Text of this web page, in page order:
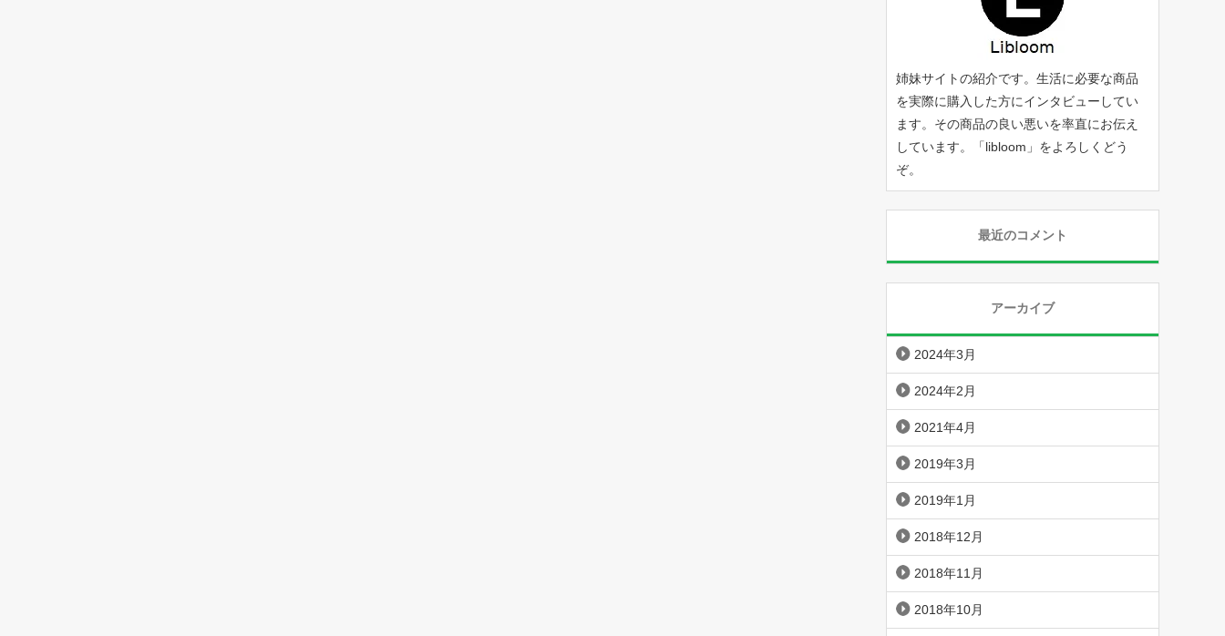
姉妹サイトの紹介です。生活に必要な商品
を実際に購入した方にインタビューしてい
ます。その商品の良い悪いを率直にお伝え
しています。「libloom 」をよろしくどう
ぞ。
最近のコメント
アーカイブ
2024年3月
2024年2月
2021年4月
2019年3月
2019年1月
2018年12月
2018年11月
2018年10月